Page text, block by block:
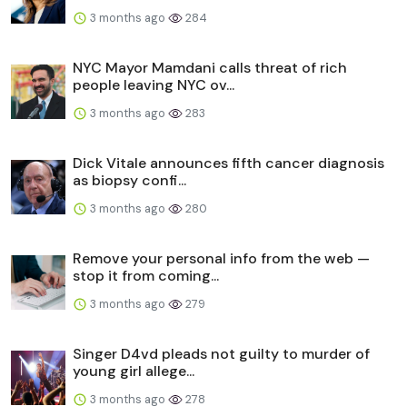
3 months ago 284
NYC Mayor Mamdani calls threat of rich
people leaving NYC ov...
3 months ago 283
Dick Vitale announces fifth cancer diagnosis
as biopsy confi...
3 months ago 280
Remove your personal info from the web —
stop it from coming...
3 months ago 279
Singer D4vd pleads not guilty to murder of
young girl allege...
3 months ago 278